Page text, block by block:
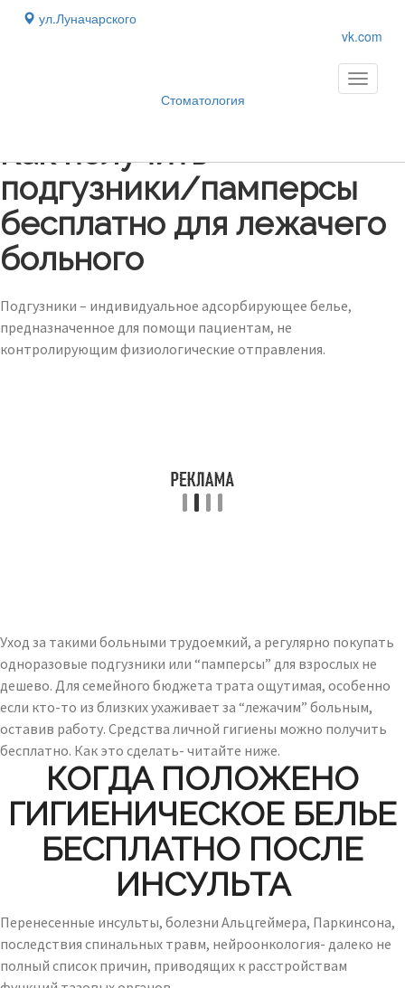
ул.Луначарского
vk.com
Стоматология
Toggle
Как получить
подгузники/памперсы
бесплатно для лежачего
больного
Подгузники – индивидуальное адсорбирующее белье,
предназначенное для помощи пациентам, не
контролирующим физиологические отправления.
Уход за такими больными трудоемкий, а регулярно покупать
одноразовые подгузники или “памперсы” для взрослых не
дешево. Для семейного бюджета трата ощутимая, особенно
если кто-то из близких ухаживает за “лежачим” больным,
оставив работу. Средства личной гигиены можно получить
бесплатно. Как это сделать- читайте ниже.
КОГДА ПОЛОЖЕНО
ГИГИЕНИЧЕСКОЕ БЕЛЬЕ
БЕСПЛАТНО ПОСЛЕ
ИНСУЛЬТА
Перенесенные инсульты, болезни Альцгеймера, Паркинсона,
последствия спинальных травм, нейроонкология- далеко не
полный список причин, приводящих к расстройствам